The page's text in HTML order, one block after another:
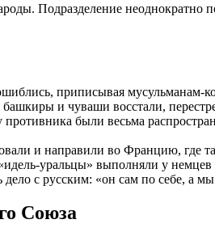
Подразделение неоднократно
приписывая мусульманам-
башкиры и чуваши восстали,
были весьма
и направили во Францию, где
уральцы» выполняли у немцев
с русским: «он сам по себе, а
Союза